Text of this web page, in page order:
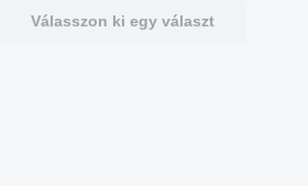
Válasszon ki egy választ